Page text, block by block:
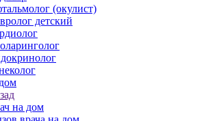
(окулист)
детский
на дом